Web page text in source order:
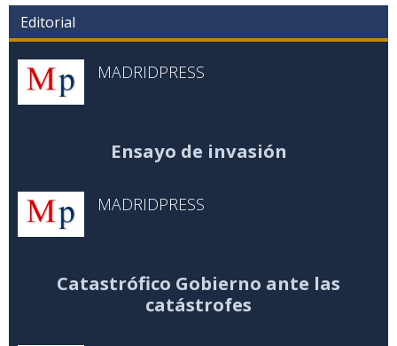
Editorial
MADRIDPRESS
Ensayo de invasión
MADRIDPRESS
Catastrófico Gobierno ante las
catástrofes